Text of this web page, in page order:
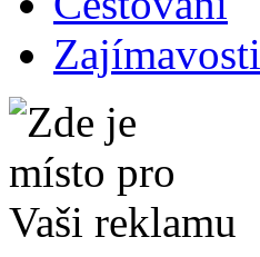
Zajímavosti